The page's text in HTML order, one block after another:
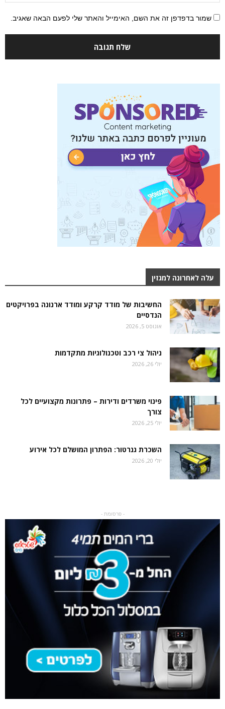
שמור בדפדפן זה את השם, האימייל והאתר שלי לפעם הבאה שאגיב.
עלה לאחרונה למגזין
החשיבות של מודד קרקע ומודד ארנונה בפרויקטים
הנדסיים
אוגוסט 5, 2026
ניהול צי רכב וטכנולוגיות מתקדמות
יולי 26, 2026
פינוי משרדים ודירות – פתרונות מקצועיים לכל
צורך
יולי 25, 2026
השכרת גנרטור: הפתרון המושלם לכל אירוע
יולי 20, 2026
- פרסומת -